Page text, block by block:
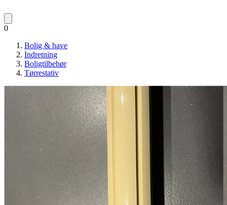
0
Bolig & have
Indretning
Boligtilbehør
Tørrestativ